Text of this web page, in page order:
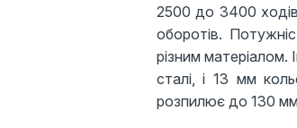
2500 до 3400
оборотів.
різним
сталі, і 13 мм
розпилює до 130 мм